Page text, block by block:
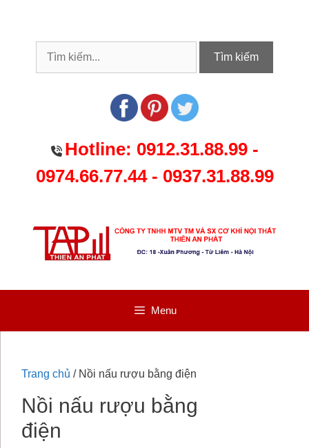
Tìm kiếm
Hotline: 0912.31.88.99-
0974.66.77.44- 0937.31.88.99
Menu
Trang chủ / Nồi nấu rượu bằng điện
Nồi nấu rượu bằng
điện